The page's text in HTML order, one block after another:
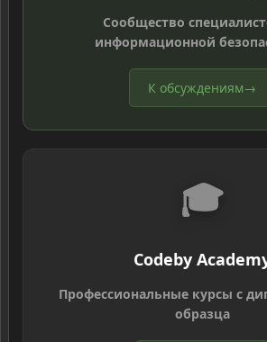
Сообщество
информационной
К обсуждениям→
🎓
Codeby
Профессиональные курсы с
образца